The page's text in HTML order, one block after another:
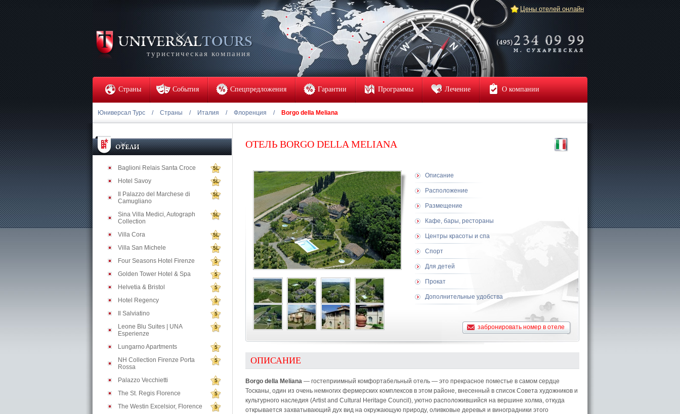
туристическая компания
Цены отелей онлайн
Страны События Спецпредложения Гарантии Программы Лечение О компании
Юниверсал Турс / Страны / Италия / Флоренция / Borgo della Meliana
Baglioni Relais Santa Croce 5L
Hotel Savoy 5L
Il Palazzo del Marchese di
Camugliano
5L
Sina Villa Medici, Autograph
Collection
5L
Villa Cora 5L
Villa San Michele 5L
Four Seasons Hotel Firenze 5
Golden Tower Hotel & Spa 5
Helvetia & Bristol 5
Hotel Regency 5
Il Salviatino 5
Leone Blu Suites | UNA
Esperienze
5
Lungarno Apartments 5
NH Collection Firenze Porta
Rossa
5
Palazzo Vecchietti 5
The St. Regis Florence 5
The Westin Excelsior, Florence 5
ОТЕЛЬ BORGO DELLA MELIANA
Описание
Расположение
Размещение
Кафе, бары, рестораны
Центры красоты и спа
Спорт
Для детей
Прокат
Дополнительные удобства
забронировать номер в отеле
ОПИСАНИЕ
Borgo della Meliana — гостеприимный комфортабельный отель — это прекрасное поместье в самом сердце
Тосканы, один из очень немногих фермерских комплексов в этом районе, внесенный в список Совета художников и
культурного наследия (Artist and Cultural Heritage Council), уютно расположившийся на вершине холма, откуда
открывается захватывающий дух вид на окружающую природу, оливковые деревья и виноградники этого